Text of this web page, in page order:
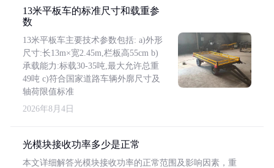
13米平板车的标准尺寸和载重参
数
13米平板车主要技术参数包括: a)外形
尺寸:长13m×宽2.45m,栏板高55cm b)
承载能力:标载30-35吨,最大允许总重
49吨 c)符合国家道路车辆外廓尺寸及
轴荷限值标准
2026年8月4日
光模块接收功率多少是正常
本文详细解答光模块接收功率的正常范围及影响因素，重